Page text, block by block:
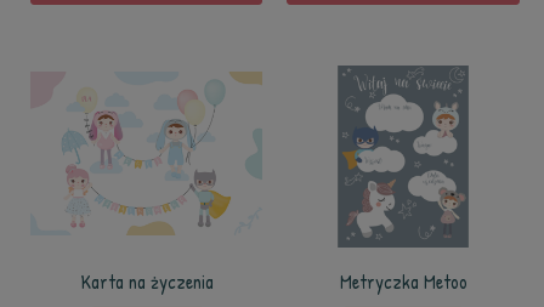
Karta na życzenia Metryczka Metoo